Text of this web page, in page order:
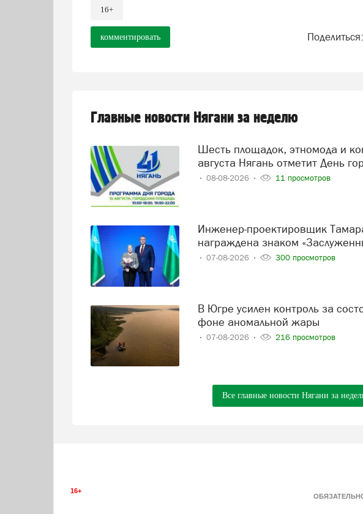
16+
комментировать Поделиться:
Главные новости Нягани за неделю
Шесть площадок, этномода и концерт Дмитрия Колдуна. 15
августа Нягань отметит День
08-08-2026 11 просмотров
Инженер-проектировщик Тамара Нохрина из Нягани
награждена знаком
07-08-2026 300 просмотров
В Югре усилен контроль за состоянием реки Иртыш на
фоне аномальной жары
07-08-2026 216 просмотров
Все главные новости Нягани за
16+